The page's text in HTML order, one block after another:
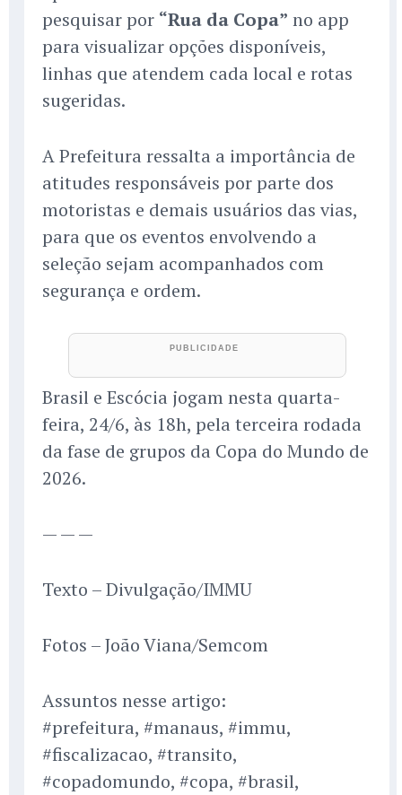
pesquisar por “Rua da Copa” no app
para visualizar opções disponíveis,
linhas que atendem cada local e rotas
sugeridas.
A Prefeitura ressalta a importância de
atitudes responsáveis por parte dos
motoristas e demais usuários das vias,
para que os eventos envolvendo a
seleção sejam acompanhados com
segurança e ordem.
Brasil e Escócia jogam nesta quarta-
feira, 24/6, às 18h, pela terceira rodada
da fase de grupos da Copa do Mundo de
2026.
— — —
Texto – Divulgação/IMMU
Fotos – João Viana/Semcom
Assuntos nesse artigo:
#prefeitura, #manaus, #immu,
#fiscalizacao, #transito,
#copadomundo, #copa, #brasil,